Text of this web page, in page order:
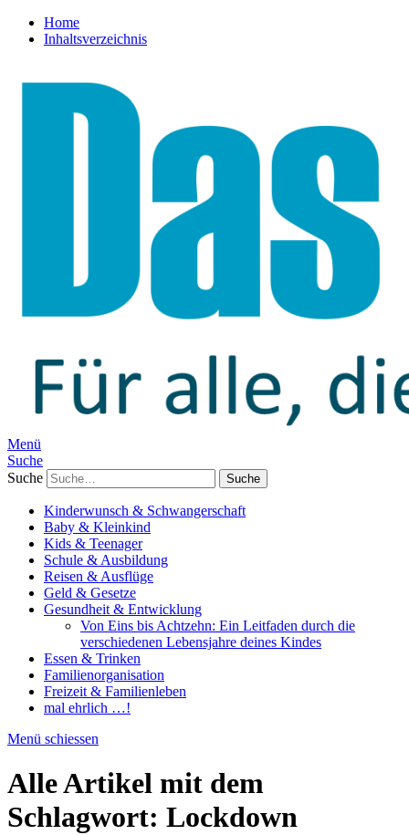
Home
Inhaltsverzeichnis
Menü
Suche
Suche
Kinderwunsch & Schwangerschaft
Baby & Kleinkind
Kids & Teenager
Schule & Ausbildung
Reisen & Ausflüge
Geld & Gesetze
Gesundheit & Entwicklung
Von Eins bis Achtzehn: Ein Leitfaden durch die
verschiedenen Lebensjahre deines Kindes
Essen & Trinken
Familienorganisation
Freizeit & Familienleben
mal ehrlich …!
Menü schiessen
Alle Artikel mit dem
Schlagwort: Lockdown